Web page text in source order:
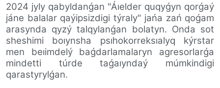
2024 jyly qabyldanǵan "Áıelder quqyǵyn qorǵaý
jáne balalar qaýipsizdigi týraly" jańa zań qoǵam
arasynda qyzý talqylanǵan bolatyn. Onda sot
sheshimi boıynsha psıhokorreksıalyq kýrstar
men beıimdelý baǵdarlamalaryn agresorlarǵa
mindetti túrde taǵaıyndaý múmkindigi
qarastyrylǵan.